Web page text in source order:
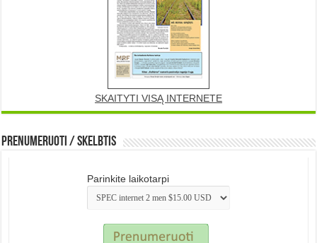
SKAITYTI VISĄ INTERNETE
Prenumeruoti / Skelbtis
Parinkite laikotarpi